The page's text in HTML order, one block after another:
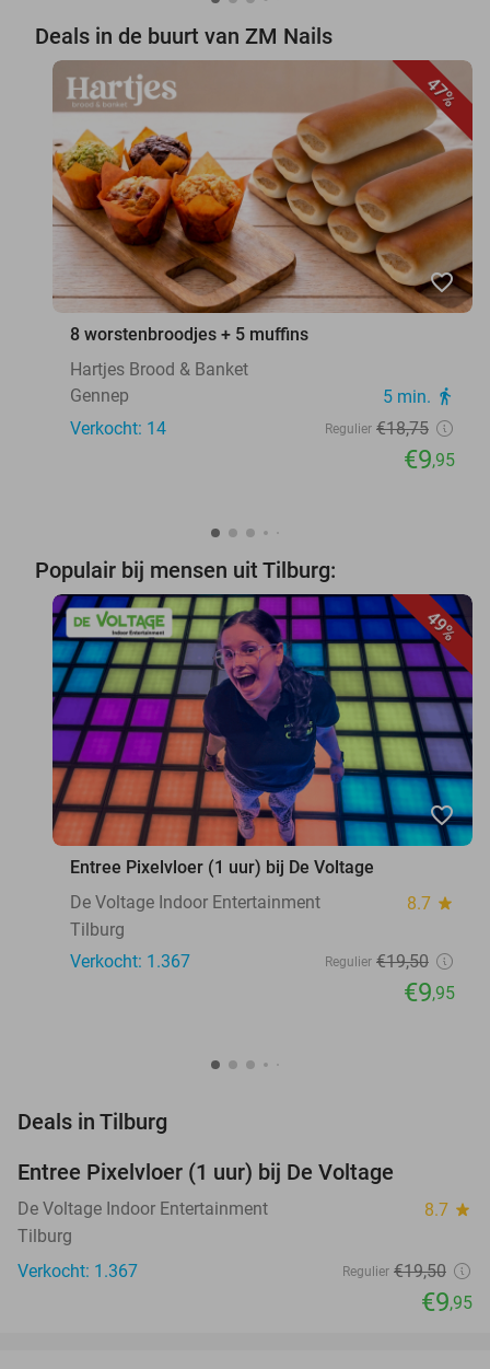
Deals in de buurt van ZM Nails
47%
favorite_border
8 worstenbroodjes + 5 muffins
Hartjes Brood & Banket
Gennep
5 min. directions_walk
Verkocht: 14 Regulier €18,75
€9,95
Populair bij mensen uit Tilburg:
49%
favorite_border
Entree Pixelvloer (1 uur) bij De Voltage
De Voltage Indoor Entertainment
8.7 star
Tilburg
Verkocht: 1.367
Regulier €19,50
€9,95
Deals in Tilburg
Entree Pixelvloer (1 uur) bij De Voltage
De Voltage Indoor Entertainment 8.7 star
Tilburg
Verkocht: 1.367
Regulier €19,50
€9,95